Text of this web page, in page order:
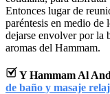
Entonces lugar de
paréntesis en medio de
dejarse envolver por la
aromas del Hammam.
Y Hammam Al
de baño y masaje